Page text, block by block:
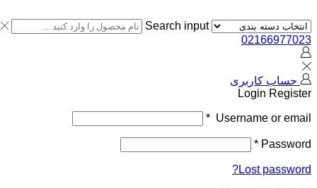
Search input
02166977023
حساب کاربری
Login Register
Username or email
*
Password
*
Lost password?